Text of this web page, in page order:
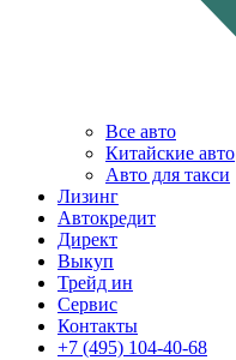
Все авто
Китайские авто
Авто для такси
Лизинг
Автокредит
Директ
Выкуп
Трейд ин
Сервис
Контакты
+7 (495) 104-40-68